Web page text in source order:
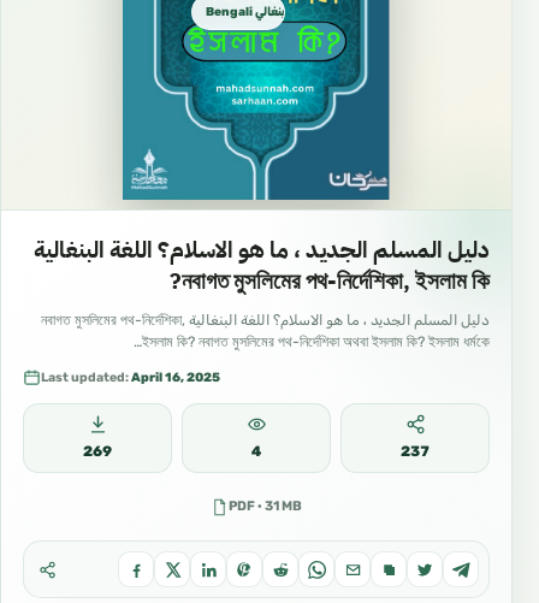
Bengali بنغالي বাংলা
دليل المسلم الجديد ، ما هو الاسلام؟ اللغة البنغالية
নবাগত মুসলিমের পথ-নির্দেশিকা, ইসলাম কি?
دليل المسلم الجديد ، ما هو الاسلام؟ اللغة البنغالية নবাগত মুসলিমের পথ-নির্দেশিকা,
ইসলাম কি? নবাগত মুসলিমের পথ-নির্দেশিকা অথবা ইসলাম কি? ইসলাম ধর্মকে…
Last updated:April 16, 2025
269 4 237
PDF · 31 MB